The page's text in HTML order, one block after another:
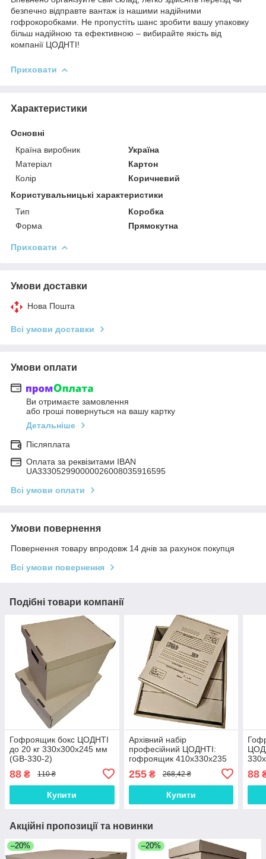
безпечно відправте вантаж із нашими надійними
гофрокоробками. Не пропустіть шанс зробити вашу упаковку
більш надійною та ефективною – вибирайте якість від
компанії ЦОДНТІ!
Приховати
Характеристики
Основні
Країна виробник
Україна
Матеріал
Картон
Колір
Коричневий
Користувальницькі характеристики
Тип
Коробка
Форма
Прямокутна
Приховати
Умови доставки
Нова Пошта
Всі умови доставки
Умови оплати
Ви отримаєте замовлення
або гроші повернуться на вашу картку
Детальніше
Післяплата
Оплата за реквізитами IBAN
UA333052990000026008035916595
Всі умови оплати
Умови повернення
Повернення товару впродовж 14 днів за рахунок покупця
Всі умови повернення
Подібні товари компанії
Гофроящик бокс ЦОДНТІ
до 20 кг 330x300x245 мм
(GB-330-2)
88 ₴ 110 ₴
Купити
Архівний набір
професійний ЦОДНТІ:
гофроящик 410х330х235
мм + 5 папок А4 корінець
82 мм (NAB-GB-
410+5PAGP-А4-82-5)
255₴ 268,42 ₴
Купити
88
Акційні пропозиції та новинки
–20% –20%